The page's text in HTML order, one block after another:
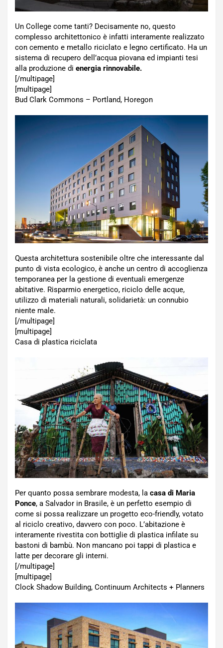
Un College come tanti? Decisamente no, questo
complesso architettonico è infatti interamente realizzato
con cemento e metallo riciclato e legno certificato. Ha un
sistema di recupero dell’acqua piovana ed impianti tesi
alla produzione di energia rinnovabile.
[/multipage]
[multipage]
Bud Clark Commons – Portland, Horegon
Questa architettura sostenibile oltre che interessante dal
punto di vista ecologico, è anche un centro di accoglienza
temporanea per la gestione di eventuali emergenze
abitative. Risparmio energetico, riciclo delle acque,
utilizzo di materiali naturali, solidarietà: un connubio
niente male.
[/multipage]
[multipage]
Casa di plastica riciclata
Per quanto possa sembrare modesta, la casa di Maria
Ponce, a Salvador in Brasile, è un perfetto esempio di
come si possa realizzare un progetto eco-friendly, votato
al riciclo creativo, davvero con poco. L’abitazione è
interamente rivestita con bottiglie di plastica infilate su
bastoni di bambù. Non mancano poi tappi di plastica e
latte per decorare gli interni.
[/multipage]
[multipage]
Clock Shadow Building, Continuum Architects + Planners